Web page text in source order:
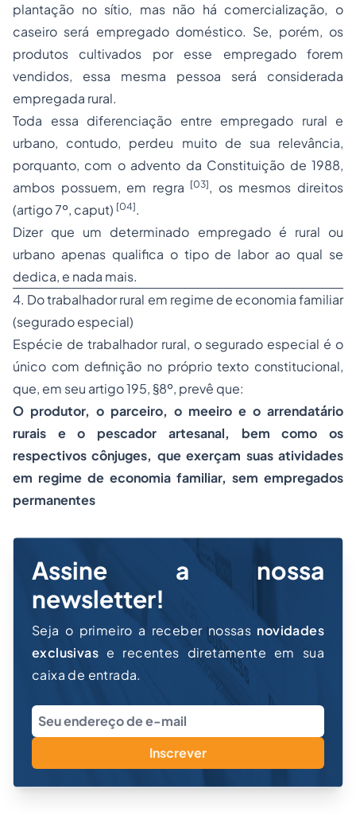
plantação no sítio, mas não há comercialização, o
caseiro será empregado doméstico. Se, porém, os
produtos cultivados por esse empregado forem
vendidos, essa mesma pessoa será considerada
empregada rural.
Toda essa diferenciação entre empregado rural e
urbano, contudo, perdeu muito de sua relevância,
porquanto, com o advento da Constituição de 1988,
ambos possuem, em regra [03], os mesmos direitos
(artigo 7º, caput) [04].
Dizer que um determinado empregado é rural ou
urbano apenas qualifica o tipo de labor ao qual se
dedica, e nada mais.
4. Do trabalhador rural em regime de economia familiar
(segurado especial)
Espécie de trabalhador rural, o segurado especial é o
único com definição no próprio texto constitucional,
que, em seu artigo 195, §8º, prevê que:
O produtor, o parceiro, o meeiro e o arrendatário
rurais e o pescador artesanal, bem como os
respectivos cônjuges, que exerçam suas atividades
em regime de economia familiar, sem empregados
permanentes
Assine a nossa
newsletter!
Seja o primeiro a receber nossas novidades
exclusivas e recentes diretamente em sua
caixa de entrada.
Inscrever